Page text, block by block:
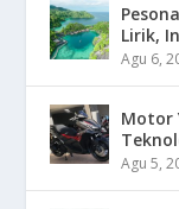
Lirik,
Agu 6,
Motor
Agu 5,